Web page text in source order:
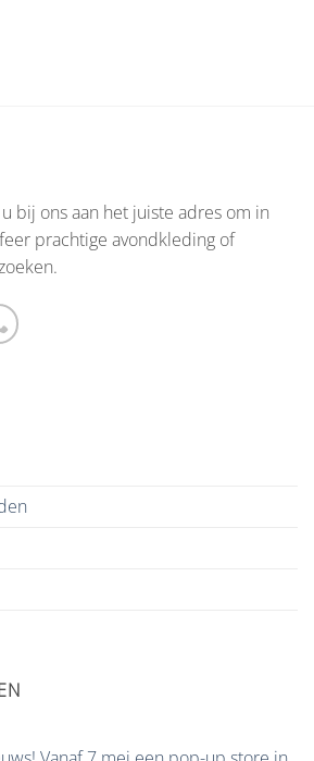
bij ons aan het juiste adres om in
prachtige avondkleding of